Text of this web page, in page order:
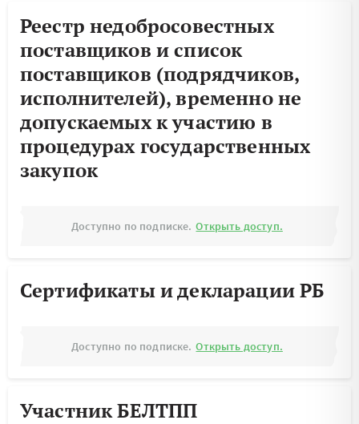
Реестр недобросовестных
поставщиков и список
поставщиков (подрядчиков,
исполнителей), временно не
допускаемых к участию в
процедурах государственных
закупок
Доступно по подписке. Открыть доступ.
Сертификаты и декларации РБ
Доступно по подписке. Открыть доступ.
Участник БЕЛТПП